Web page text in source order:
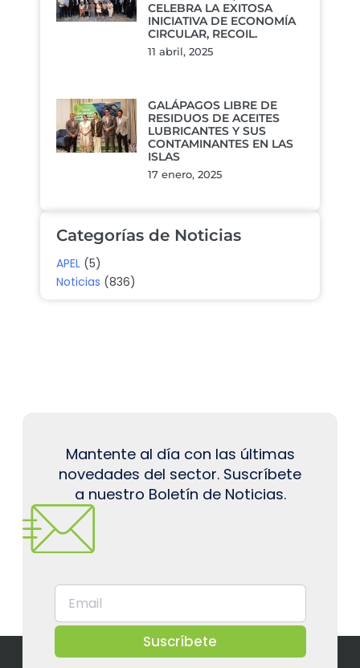
CELEBRA LA EXITOSA
INICIATIVA DE ECONOMÍA
CIRCULAR, RECOIL.
11 abril, 2025
GALÁPAGOS LIBRE DE
RESIDUOS DE ACEITES
LUBRICANTES Y SUS
CONTAMINANTES EN LAS
ISLAS
17 enero, 2025
Categorías de Noticias
APEL (5)
Noticias (836)
Mantente al día con las últimas
novedades del sector. Suscríbete
a nuestro Boletín de Noticias.
Suscríbete